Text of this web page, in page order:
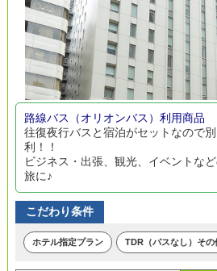
路線バス（オリオンバス）利用商品
往復夜行バスと宿泊がセットなので
利！！
ビジネス・出張、観光、イベントな
旅に♪
こだわり条件
ホテル指定プラン TDR（パスなし）その